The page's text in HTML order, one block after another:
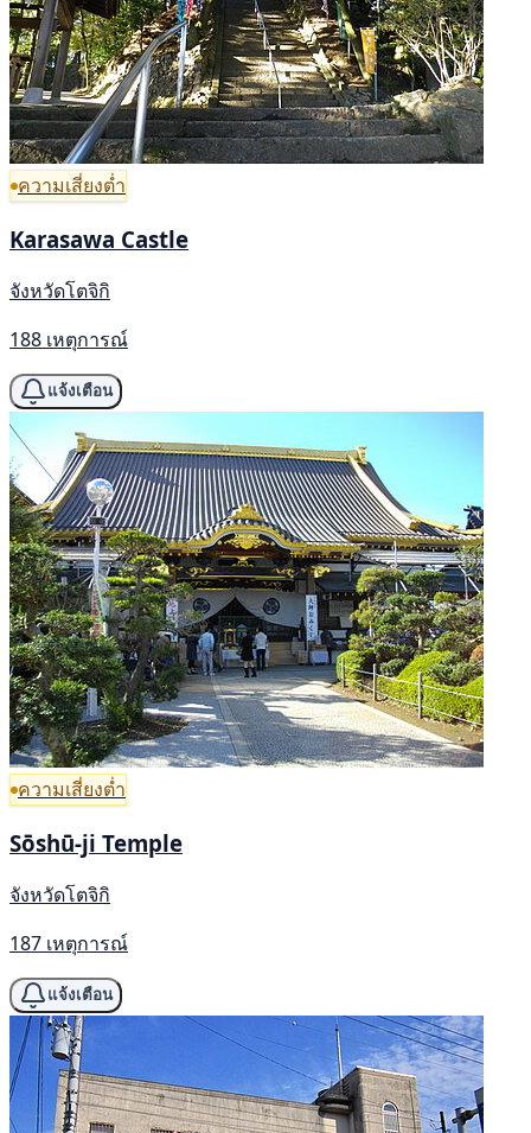
ความเสี่ยงต่ำ
Karasawa Castle
จังหวัดโตจิกิ
188 เหตุการณ์
แจ้งเตือน
ความเสี่ยงต่ำ
Sōshū-ji Temple
จังหวัดโตจิกิ
187 เหตุการณ์
แจ้งเตือน